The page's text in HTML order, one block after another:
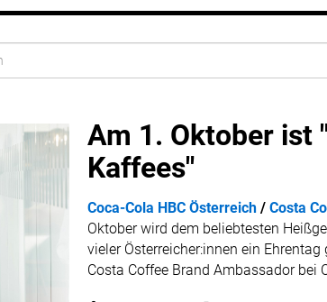
Am 1. Oktober ist
Kaffees"
Coca-Cola HBC Österreich/ Costa
Oktober wird dem beliebtesten
vieler Österreicher:innen ein
Costa Coffee Brand Ambassador bei